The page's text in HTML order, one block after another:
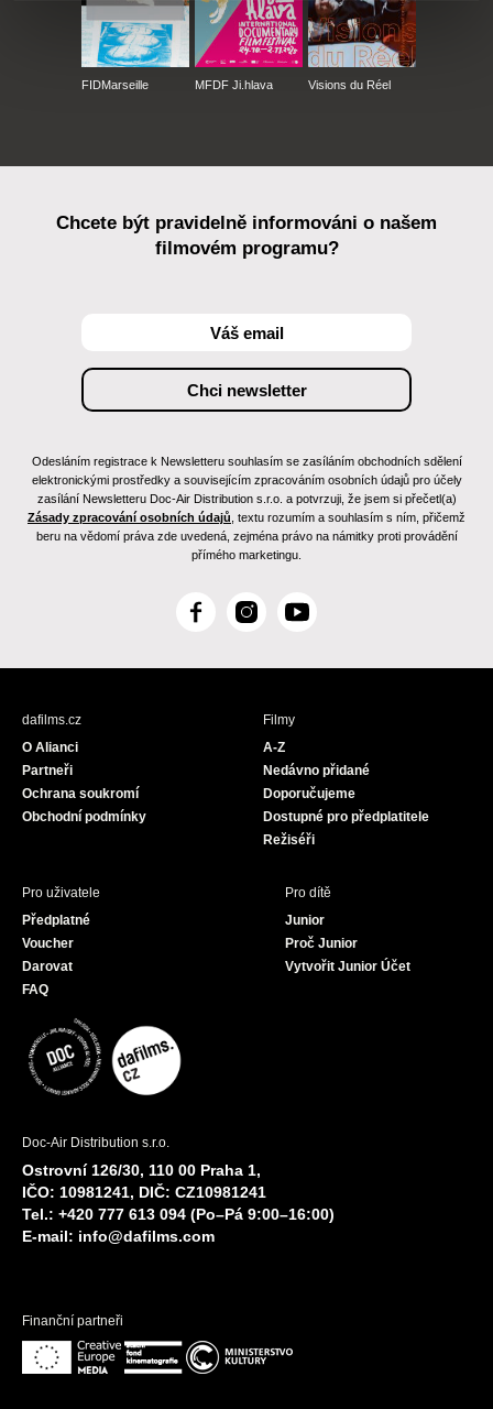
FIDMarseille MFDF Ji.hlava Visions du Réel
Chcete být pravidelně informováni o našem
filmovém programu?
Odesláním registrace k Newsletteru souhlasím se zasíláním obchodních sdělení
elektronickými prostředky a souvisejícím zpracováním osobních údajů pro účely
zasílání Newsletteru Doc-Air Distribution s.r.o. a potvrzuji, že jsem si přečetl(a)
Zásady zpracování osobních údajů , textu rozumím a souhlasím s ním, přičemž
beru na vědomí práva zde uvedená, zejména právo na námitky proti provádění
přímého marketingu.
F
c
I
s
Y
u
dafilms.cz
O Alianci
Partneři
Ochrana soukromí
Obchodní podmínky
Filmy
A-Z
Nedávno přidané
Doporučujeme
Dostupné pro předplatitele
Režiséři
Pro uživatele
Předplatné
Voucher
Darovat
FAQ
Pro dítě
Junior
Proč Junior
Vytvořit Junior Účet
Doc-Air Distribution s.r.o.
Ostrovní 126/30, 110 00 Praha 1,
IČO: 10981241, DIČ: CZ10981241
Tel.: +420 777 613 094 (Po–Pá 9:00–16:00)
E-mail: info@dafilms.com
Finanční partneři